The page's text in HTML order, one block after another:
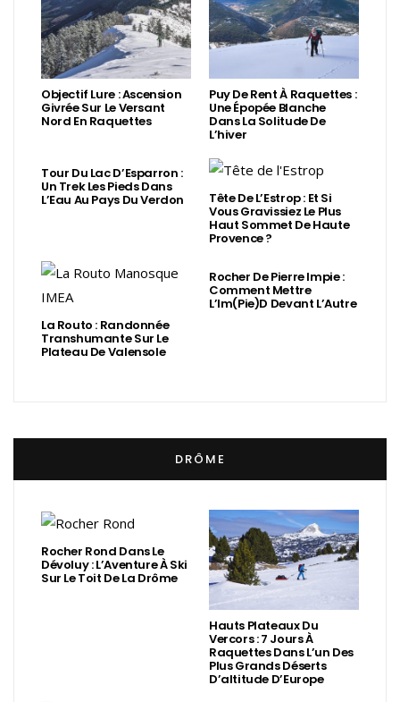
Objectif Lure : Ascension
Givrée Sur Le Versant
Nord En Raquettes
Puy De Rent À Raquettes :
Une Épopée Blanche
Dans La Solitude De
L’hiver
Tour Du Lac D’Esparron :
Un Trek Les Pieds Dans
L’Eau Au Pays Du Verdon Tête De L’Estrop : Et Si
Vous Gravissiez Le Plus
Haut Sommet De Haute
Provence ?
La Routo : Randonnée
Transhumante Sur Le
Plateau De Valensole
Rocher De Pierre Impie :
Comment Mettre
L’Im(Pie)d Devant L’Autre
DRÔME
Rocher Rond Dans Le
Dévoluy : L’Aventure À Ski
Sur Le Toit De La Drôme
Hauts Plateaux Du
Vercors : 7 Jours À
Raquettes Dans L’un Des
Plus Grands Déserts
D’altitude D’Europe